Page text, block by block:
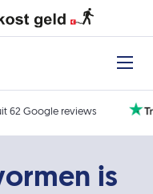
62 Google reviews
is